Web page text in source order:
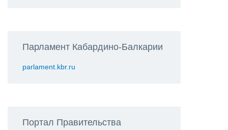
Парламент Кабардино-Балкарии
parlament.kbr.ru
Портал Правительства